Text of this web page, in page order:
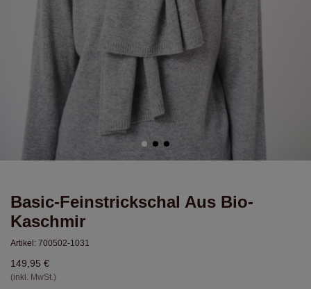
Basic-Feinstrickschal Aus Bio-
Kaschmir
Artikel: 700502-1031
149,95 €
(inkl. MwSt.)